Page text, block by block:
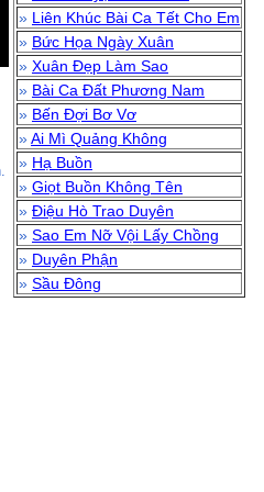
» Liên Khúc Bài Ca Tết Cho Em
» Bức Họa Ngày Xuân
» Xuân Đẹp Làm Sao
» Bài Ca Đất Phương Nam
» Bến Đợi Bơ Vơ
»Ai Mì Quảng Không
» Hạ Buồn
» Giọt Buồn Không Tên
» Điệu Hò Trao Duyên
» Sao Em Nỡ Vội Lấy Chồng
» Duyên Phận
» Sầu Đông